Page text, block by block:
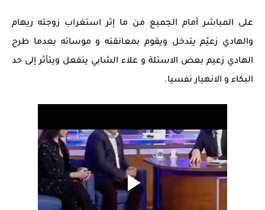
على المباشر أمام الجميع من ما إثر استغراب زوجته ريهام
والهادي زعيّم يتدخل ويقوم بمعانقته و موساته بعدما طرح
الهادي زعيم بعض الاسئلة و علاء الشابي ينفعل ويتأثر إلى حد
البكاء و الانهيار نفسيا.